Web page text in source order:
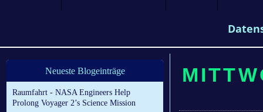
Neueste Blogeinträge
Raumfahrt - NASA Engineers Help
Prolong Voyager 2’s Science Mission